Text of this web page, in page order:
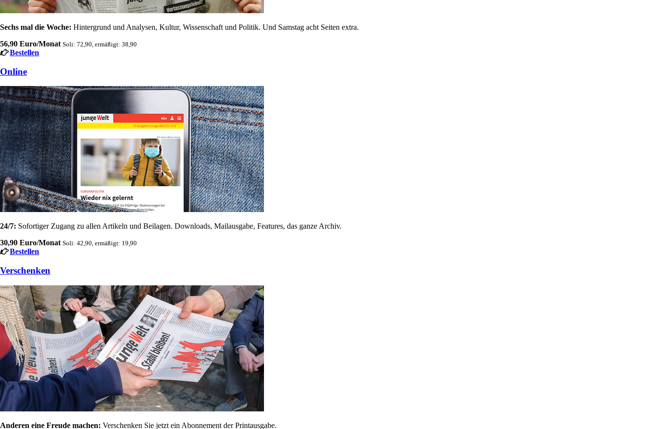
Sechs mal die Woche: Hintergrund und Analysen, Kultur, Wissenschaft und Politik. Und Samstag acht Seiten extra.
56,90 Euro/Monat Soli: 72,90, ermäßigt: 38,90
Bestellen
Online
24/7: Sofortiger Zugang zu allen Artikeln und Beilagen. Downloads, Mailausgabe, Features, das ganze Archiv.
30,90 Euro/Monat Soli: 42,90, ermäßigt: 19,90
Bestellen
Verschenken
Anderen eine Freude machen: Verschenken Sie jetzt ein Abonnement der Printausgabe.